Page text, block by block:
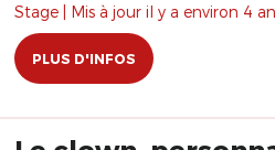
Stage | Mis à jour il y a environ 4
PLUS D'INFOS